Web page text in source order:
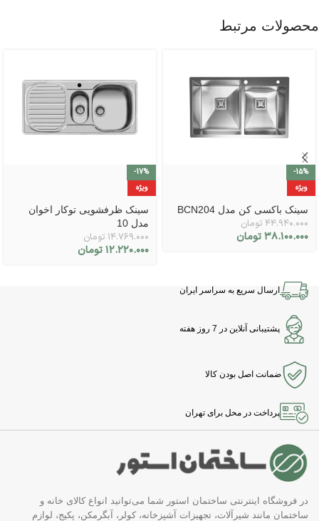
محصولات مرتبط
-15%
ویژه
سینک باکسی کن مدل BCN204
۴۴.۹۴۰.۰۰۰ تومان
۳۸.۱۰۰.۰۰۰تومان
-17%
ویژه
سینک ظرفشویی توکار اخوان
مدل 10
۱۴.۷۶۹.۰۰۰ تومان
۱۲.۲۲۰.۰۰۰تومان
ارسال سریع به سراسر ایران
پشتیبانی آنلاین در 7 روز هفته
ضمانت اصل بودن کالا
پرداخت در محل برای تهران
در فروشگاه اینترنتی ساختمان استور شما می‌توانید انواع کالای خانه و
ساختمان مانند شیرآلات، تجهیزات آشپزخانه، کولر، آبگرمکن، پکیج، لوازم